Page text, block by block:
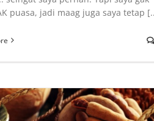
puasa, jadi maag juga saya tetap